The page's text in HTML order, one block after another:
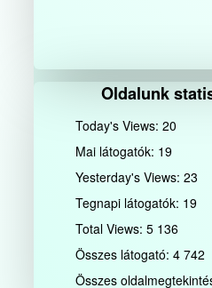
Oldalunk
Today's Views:20
Mai látogatók: 19
Yesterday's Views:23
Tegnapi látogatók: 19
Total Views:5 136
Összes látogató:4 742
Összes